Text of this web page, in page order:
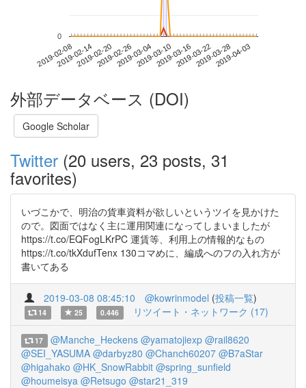
2019-02-082019-02-142019-02-202019-02-262019-03-042019-03-102019-03-162019-03-222019-03-282019-04-03
0
外部データベース (DOI)
Google Scholar
Twitter (20 users, 23 posts, 31
favorites)
いづこかで、明治の貨車資料が欲しいというツイを見かけた
ので。図面ではなく主に運用関連になってしまいましたが
https://t.co/EQFogLKrPC 運賃等、利用上の情報的なもの
https://t.co/tkXdufTenx 130コマめに、編成へのフの入れ方が
書いてある
2019-03-08 08:45:10 @kowrinmodel (投稿一覧)
14 25 0.446 リツイート・ネットワーク (17)
17 @Manche_Heckens @yamatojiexp @rail8620
@SEI_YASUMA @darbyz80 @Chanch60207 @B7aStar
@higahako @HK_SnowRabbit @spring_sunfield
@houmeisya @Retsugo @star21_319